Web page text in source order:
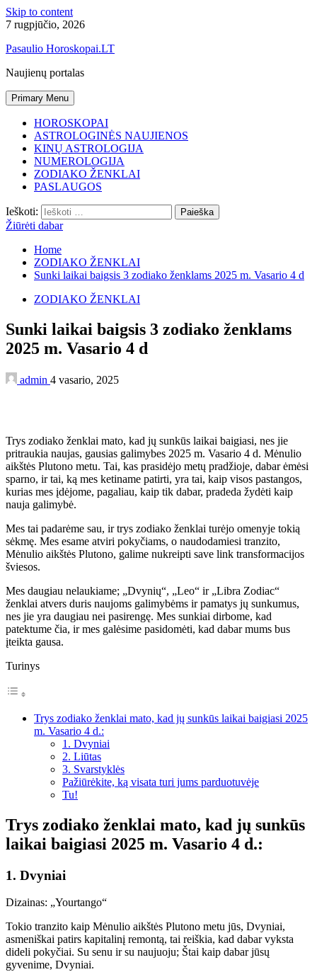
Skip to content
7 rugpjūčio, 2026
Pasaulio Horoskopai.LT
Naujienų portalas
Primary Menu
HOROSKOPAI
ASTROLOGINĖS NAUJIENOS
KINŲ ASTROLOGIJA
NUMEROLOGIJA
ZODIAKO ŽENKLAI
PASLAUGOS
Ieškoti:
Žiūrėti dabar
Home
ZODIAKO ŽENKLAI
Sunki laikai baigsis 3 zodiako ženklams 2025 m. Vasario 4 d
ZODIAKO ŽENKLAI
Sunki laikai baigsis 3 zodiako ženklams
2025 m. Vasario 4 d
admin 4 vasario, 2025
Trys zodiako ženklai mato, kad jų sunkūs laikai baigiasi, nes jie
pritraukia naujas, gausias galimybes 2025 m. Vasario 4 d. Mėnulio
aikštės Plutono metu. Tai, kas prasidėjo metų pradžioje, dabar ėmėsi
sparno, ir tai, ką mes ketiname patirti, yra tai, kaip visos pastangos,
kurias mes įdėjome, pagaliau, kaip tik dabar, pradeda žydėti kaip
nauja galimybė.
Mes tai padarėme sau, ir trys zodiako ženklai turėjo omenyje tokią
sėkmę. Mes esame atviri pokyčiams, o naudodamiesi tranzito,
Mėnulio aikštės Plutono, galime nukreipti save link transformacijos
šviesos.
Mes daugiau nelaukiame; „Dvynių“, „Leo“ ir „Libra Zodiac“
ženklai atvers duris naujoms galimybėms ir pamatys jų sunkumus,
nes jie yra daugiau nei pasirengę. Mes sunkiai dirbome, kad
patektume čia, ir mes galėsime pasidomėti, kad dabar mums bus
įteikta gausa.
Turinys
Trys zodiako ženklai mato, kad jų sunkūs laikai baigiasi 2025
m. Vasario 4 d.:
1. Dvyniai
2. Liūtas
3. Svarstyklės
Pažiūrėkite, ką visata turi jums parduotuvėje
Tu!
Trys zodiako ženklai mato, kad jų sunkūs
laikai baigiasi 2025 m. Vasario 4 d.:
1. Dvyniai
Dizainas: „Yourtango“
Tokio tranzito kaip Mėnulio aikštės Plutono metu jūs, Dvyniai,
asmeniškai patirs kapitalinį remontą, tai reiškia, kad dabar vyksta
dideli pokyčiai. Su senu ir su naujuoju; Štai kaip dabar jūsų
gyvenime, Dvyniai.